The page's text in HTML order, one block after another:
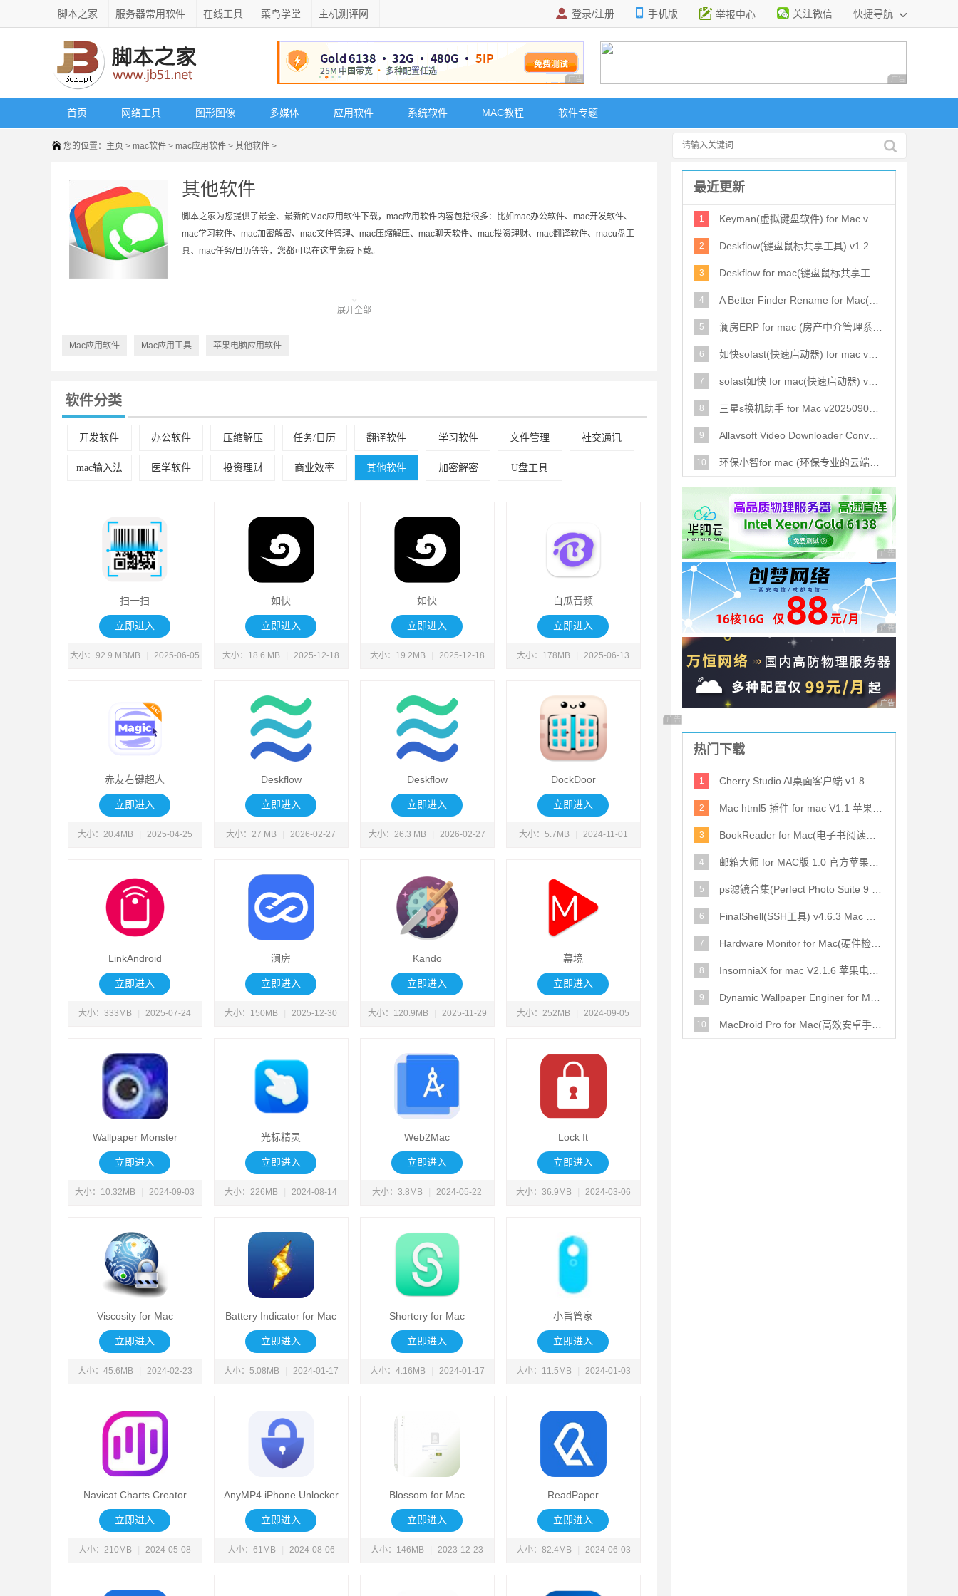
脚本之家 服务器常用软件 在线工具 菜鸟学堂 主机测评网 登录/注册 手机版 举报中心 关注微信 快捷导航
广告 商业广告，理性选择 广告 商业广告，理
首页 网络工具 图形图像 多媒体 应用软件 系统软件 MAC教程 软件专题
您的位置： 主页 > mac软件 > mac应用软件 > 其他软件 >
其他软件
脚本之家为您提供了最全、最新的Mac应用软件下载，mac应用软件内容包括很多：比如mac办公软件、mac开发软件、
mac学习软件、mac加密解密、mac文件管理、mac压缩解压、mac聊天软件、mac投资理财、mac翻译软件、macu盘工
具、mac任务/日历等等，您都可以在这里免费下载。
展开全部
Mac应用软件 Mac应用工具 苹果电脑应用软件
软件分类
开发软件 办公软件 压缩解压 任务/日历 翻译软件 学习软件 文件管理 社交通讯
mac输入法 医学软件 投资理财 商业效率 其他软件 加密解密 U盘工具
扫一扫
立即进入
大小：92.9 MBMB 2025-06-05
如快
立即进入
大小：18.6 MB 2025-12-18
如快
立即进入
大小：19.2MB 2025-12-18
白瓜音频
立即进入
大小：178MB 2025-06-13
赤友右键超人
立即进入
大小：20.4MB 2025-04-25
Deskflow
立即进入
大小：27 MB 2026-02-27
Deskflow
立即进入
大小：26.3 MB 2026-02-27
DockDoor
立即进入
大小：5.7MB 2024-11-01
LinkAndroid
立即进入
大小：333MB 2025-07-24
澜房
立即进入
大小：150MB 2025-12-30
Kando
立即进入
大小：120.9MB 2025-11-29
幕境
立即进入
大小：252MB 2024-09-05
Wallpaper Monster
立即进入
大小：10.32MB 2024-09-03
光标精灵
立即进入
大小：226MB 2024-08-14
Web2Mac
立即进入
大小：3.8MB 2024-05-22
Lock It
立即进入
大小：36.9MB 2024-03-06
Viscosity for Mac
立即进入
大小：45.6MB 2024-02-23
Battery Indicator for Mac
立即进入
大小：5.08MB 2024-01-17
Shortery for Mac
立即进入
大小：4.16MB 2024-01-17
小旨管家
立即进入
大小：11.5MB 2024-01-03
Navicat Charts Creator
立即进入
大小：210MB 2024-05-08
AnyMP4 iPhone Unlocker
for Mac
立即进入
大小：61MB 2024-08-06
Blossom for Mac
立即进入
大小：146MB 2023-12-23
ReadPaper
立即进入
大小：82.4MB 2024-06-03
最近更新
1
2
3
4
5
6
7
8
9
10
广告 商业广告，理性
广告 商业广告，理性
广告 商业广告，理性
广告 商业广告，理性选择
热门下载
1
2
3
4
5
6
7
8
9
10